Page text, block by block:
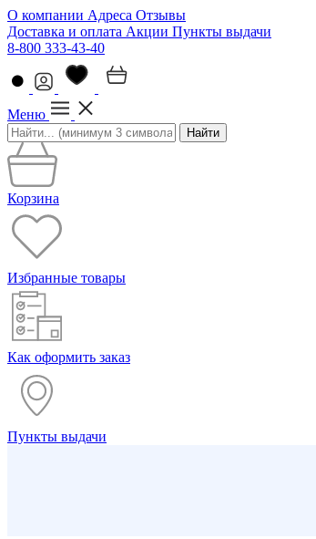
О компании Адреса Отзывы
Доставка и оплата Акции Пункты выдачи
8-800 333-43-40
Меню
Найти
Корзина
Избранные товары
Как оформить заказ
Пункты выдачи